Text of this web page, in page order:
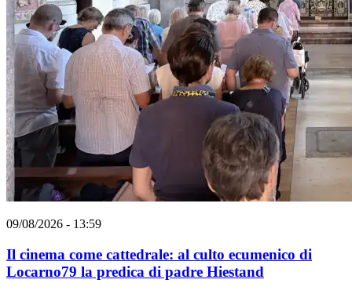
09/08/2026 - 13:59
Il cinema come cattedrale: al culto ecumenico di
Locarno79 la predica di padre Hiestand